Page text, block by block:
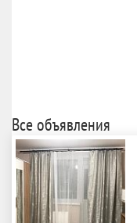
Все объявления